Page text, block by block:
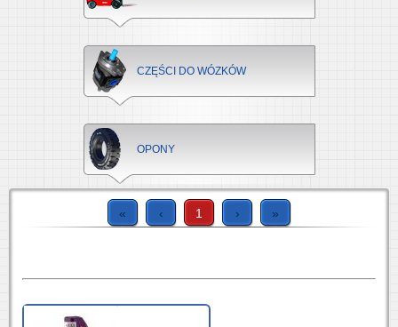
CZĘŚCI DO WÓZKÓW
OPONY
« ‹ 1 › »